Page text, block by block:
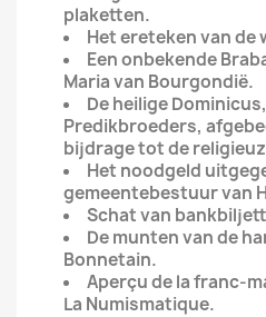
plaketten.
Het ereteken van de
Een onbekende
Maria van Bourgondië.
De heilige
Predikbroeders,
bijdrage tot de
Het noodgeld
gemeentebestuur van
Schat van
De munten van de
Bonnetain.
Aperçu de la franc-
La Numismatique.